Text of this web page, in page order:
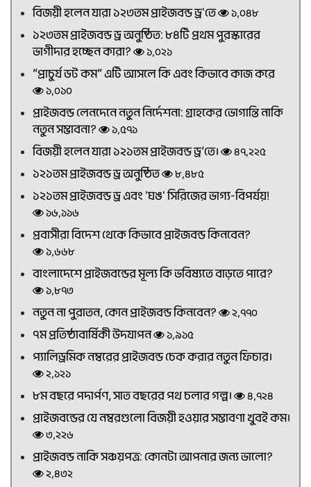
বিজয়ী হলেন যারা ১২৩তম প্রাইজবন্ড ড্র'তে ১,০৪৮
১২৩তম প্রাইজবন্ড ড্র অনুষ্ঠিত: ৮৪টি প্রথম পুরস্কারের
ভাগীদার হচ্ছেন কারা?
১,০২১
“প্রাচুর্য ডট কম” এটি আসলে কি এবং কিভাবে কাজ করে
১,০১০
প্রাইজবন্ড লেনদেনে নতুন নির্দেশনা: গ্রাহকের ভোগান্তি নাকি
নতুন সম্ভাবনা?
১,৫৭১
বিজয়ী হলেন যারা ১২১তম প্রাইজবন্ড ড্র’তে। ৪৭,২২৫
১২১তম প্রাইজবন্ড ড্র অনুষ্ঠিত ৮,৪৮৫
১২১তম প্রাইজবন্ড ড্র এবং 'ঘঙ' সিরিজের ভাগ্য-বিপর্যয়!
১৬,১১৬
প্রবাসীরা বিদেশ থেকে কিভাবে প্রাইজবন্ড কিনবেন?
১,৬৬৮
বাংলাদেশে প্রাইজবন্ডের মূল্য কি ভবিষ্যতে বাড়তে পারে?
১,৮৭৩
নতুন না পুরাতন, কোন প্রাইজবন্ড কিনবেন? ২,৭৭০
৭ম প্রতিষ্ঠাবার্ষিকী উদযাপন ১,৯১৫
প্যালিড্রমিক নম্বরের প্রাইজবন্ড চেক করার নতুন ফিচার।
২,১২১
৮ম বছরে পদার্পণ, সাত বছরের পথ চলার গল্প। ৪,৭২৪
প্রাইজবন্ডের যে নম্বরগুলো বিজয়ী হওয়ার সম্ভাবণা খুবই কম।
৩,২২৬
প্রাইজবন্ড নাকি সঞ্চয়পত্র: কোনটা আপনার জন্য ভালো?
২,৪৩২